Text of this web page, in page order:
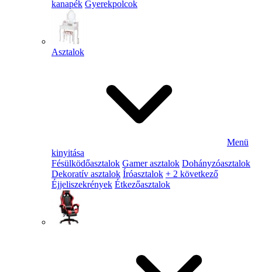
kanapék Gyerekpolcok
Asztalok
Menü
kinyitása
Fésülködőasztalok Gamer asztalok Dohányzóasztalok
Dekoratív asztalok Íróasztalok + 2 következő
Éjjeliszekrények Étkezőasztalok